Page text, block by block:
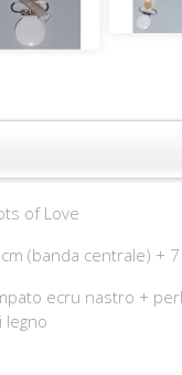
of Love
(banda centrale) +
ecru nastro +
legno